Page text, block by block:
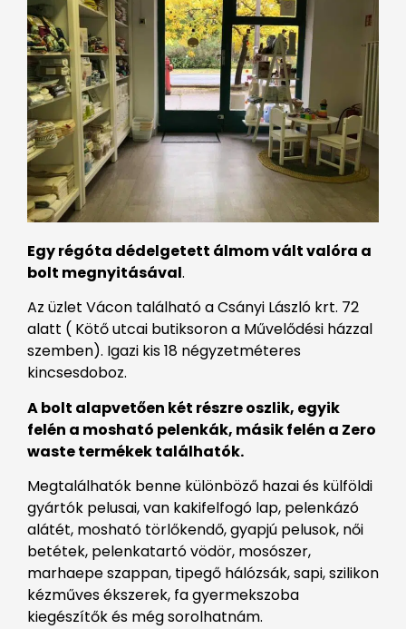
Egy régóta dédelgetett álmom vált valóra a
bolt megnyitásával.
Az üzlet Vácon található a Csányi László krt. 72
alatt ( Kötő utcai butiksoron a Művelődési házzal
szemben). Igazi kis 18 négyzetméteres
kincsesdoboz.
A bolt alapvetően két részre oszlik, egyik
felén a mosható pelenkák, másik felén a Zero
waste termékek találhatók.
Megtalálhatók benne különböző hazai és külföldi
gyártók pelusai, van kakifelfogó lap, pelenkázó
alátét, mosható törlőkendő, gyapjú pelusok, női
betétek, pelenkatartó vödör, mosószer,
marhaepe szappan, tipegő hálózsák, sapi, szilikon
kézműves ékszerek, fa gyermekszoba
kiegészítők és még sorolhatnám.